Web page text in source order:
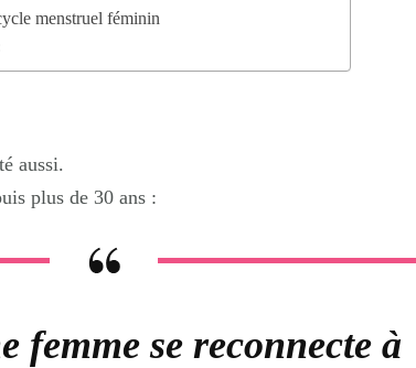
menstruel féminin
aussi.
plus de 30 ans :
femme se reconnecte à